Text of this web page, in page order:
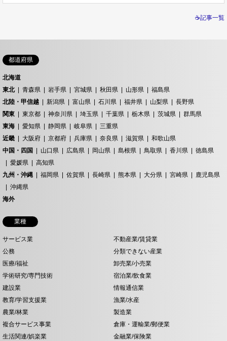
☕記事一覧
都道府県
北海道
東北
青森県 岩手県 宮城県 秋田県 山形県
福島県
北陸・甲信越
新潟県 富山県 石川県 福井県 山梨県
長野県
関東
東京都 神奈川県 埼玉県 千葉県 栃木県 茨城県
群馬県
東海
愛知県 静岡県 岐阜県
三重県
近畿
大阪府 京都府 兵庫県 奈良県 滋賀県
和歌山県
中国・四国
山口県 広島県 岡山県 島根県 鳥取県 香川県
徳島県
愛媛県
高知県
九州・沖縄
福岡県 佐賀県 長崎県 熊本県 大分県 宮崎県
鹿児島県
沖縄県
海外
業種
サービス業
不動産業/賃貸業
公務
分類できない産業
医療/福祉
卸売業/小売業
学術研究/専門技術
宿泊業/飲食業
建設業
情報通信業
教育/学習支援業
漁業/水産
農業/林業
製造業
複合サービス事業
倉庫・運輸業/郵便業
生活関連/娯楽業
金融業/保険業